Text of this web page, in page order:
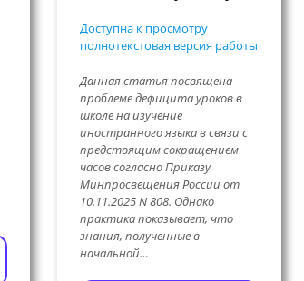
Доступна к просмотру
полнотекстовая версия работы
Данная статья посвящена
проблеме дефицита уроков в
школе на изучение
иностранного языка в связи с
предстоящим сокращением
часов согласно Приказу
Минпросвещения России от
10.11.2025 N 808. Однако
практика показывает, что
знания, полученные в
начальной…